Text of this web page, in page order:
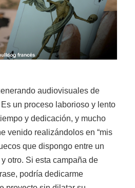
audiovisuales de
un proceso laborioso y lento
y dedicación, y mucho
venido realizándolos en “mis
que dispongo entre un
y otro. Si esta campaña de
podría dedicarme